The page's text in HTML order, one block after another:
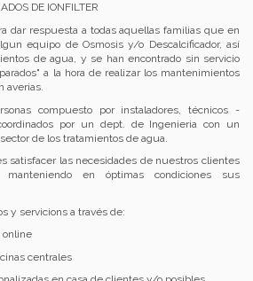
DE IONFILTER
dar respuesta a todas aquellas familias que en
equipo de Osmosis y/o Descalcificador, así
de agua, y se han encontrado sin servicio
a la hora de realizar los mantenimientos
averias.
compuesto por instaladores, técnicos -
por un dept. de Ingenieria con un
de los tratamientos de agua.
satisfacer las necesidades de nuestros clientes
manteniendo en óptimas condiciones sus
y servicions a través de:
centrales